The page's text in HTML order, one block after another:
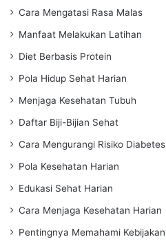
Cara Mengatasi Rasa Malas
Manfaat Melakukan Latihan
Diet Berbasis Protein
Pola Hidup Sehat Harian
Menjaga Kesehatan Tubuh
Daftar Biji-Bijian Sehat
Cara Mengurangi Risiko Diabetes
Pola Kesehatan Harian
Edukasi Sehat Harian
Cara Menjaga Kesehatan Harian
Pentingnya Memahami Kebijakan